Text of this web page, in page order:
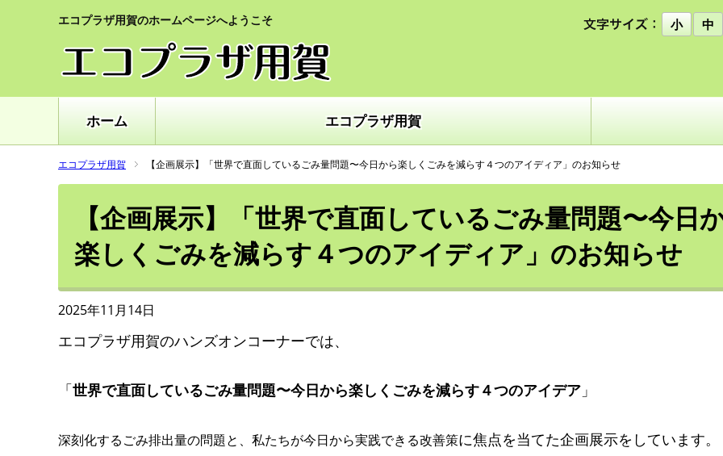
エコプラザ用賀のホームページへようこそ 小 中
ホーム エコプラザ用賀
エコプラザ用賀 【企画展示】「世界で直面しているごみ量問題〜今日から楽しくごみを減らす４つのアイディア」のお知らせ
【企画展示】「世界で直面しているごみ量問題〜今日
楽しくごみを減らす４つのアイディア」のお知らせ
2025年11月14日
エコプラザ用賀のハンズオンコーナーでは、
「世界で直面しているごみ量問題〜今日から楽しくごみを減らす４つのアイデア 」
深刻化するごみ排出量の問題と、 私たちが今日から実践できる改善策に焦点を当てた企画展示をしています。